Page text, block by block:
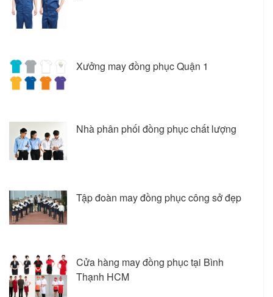
Xưởng may đồng phục Quận 1
Nhà phân phối đồng phục chất lượng
Tập đoàn may đồng phục công sở đẹp
Cửa hàng may đồng phục tại Bình
Thạnh HCM